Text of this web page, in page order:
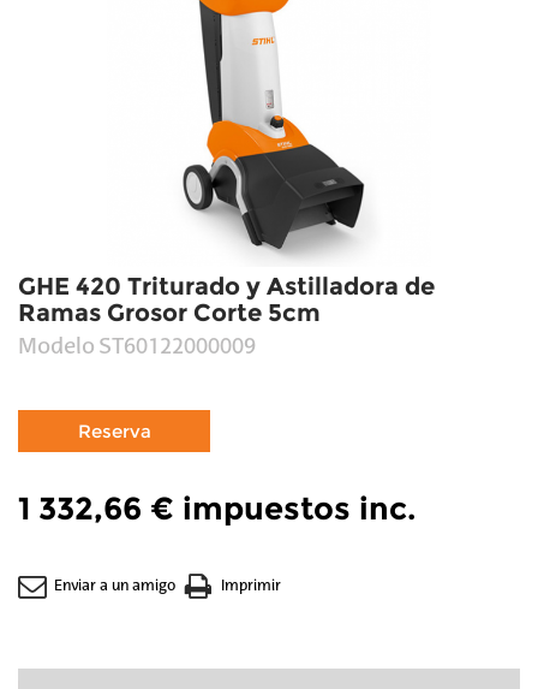
GHE 420 Triturado y Astilladora de
Ramas Grosor Corte 5cm
Modelo ST60122000009
1 332,66 € impuestos inc.
Enviar a un amigo Imprimir